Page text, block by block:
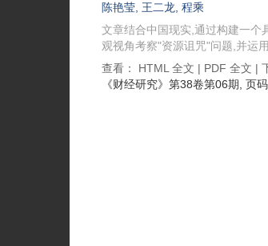
陈艳莹 王二龙 程乘
文章结合中国现实,通过构建一个
观视角考察"资源诅咒"问题,并运
查看： HTML 全文 | PDF 全文 |
《财经研究》 第38卷第06期 , 页